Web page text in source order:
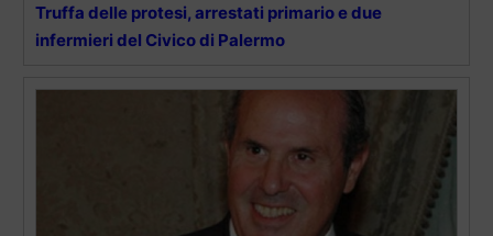
Truffa delle protesi, arrestati primario e due
infermieri del Civico di Palermo